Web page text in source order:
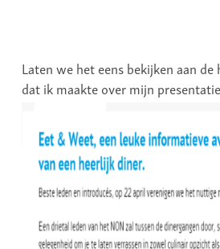
Laten we het eens bekijken aan
dat ik maakte over mijn